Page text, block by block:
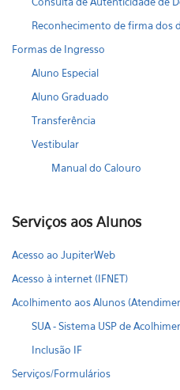
Reconhecimento de firma dos
Formas de Ingresso
Aluno Especial
Aluno Graduado
Transferência
Vestibular
Manual do Calouro
Serviços aos Alunos
Acesso ao JupiterWeb
Acesso à internet (IFNET)
Acolhimento aos Alunos
SUA - Sistema USP de
Inclusão IF
Serviços/Formulários